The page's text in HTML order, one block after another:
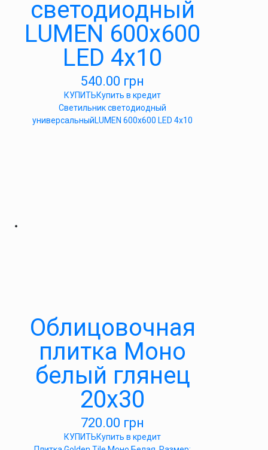
светодиодный
LUMEN 600х600
LED 4х10
540.00 грн
КУПИТЬКупить в кредит
Светильник светодиодный
универсальныйLUMEN 600х600 LED 4х10
Облицовочная
плитка Моно
белый глянец
20х30
720.00 грн
КУПИТЬКупить в кредит